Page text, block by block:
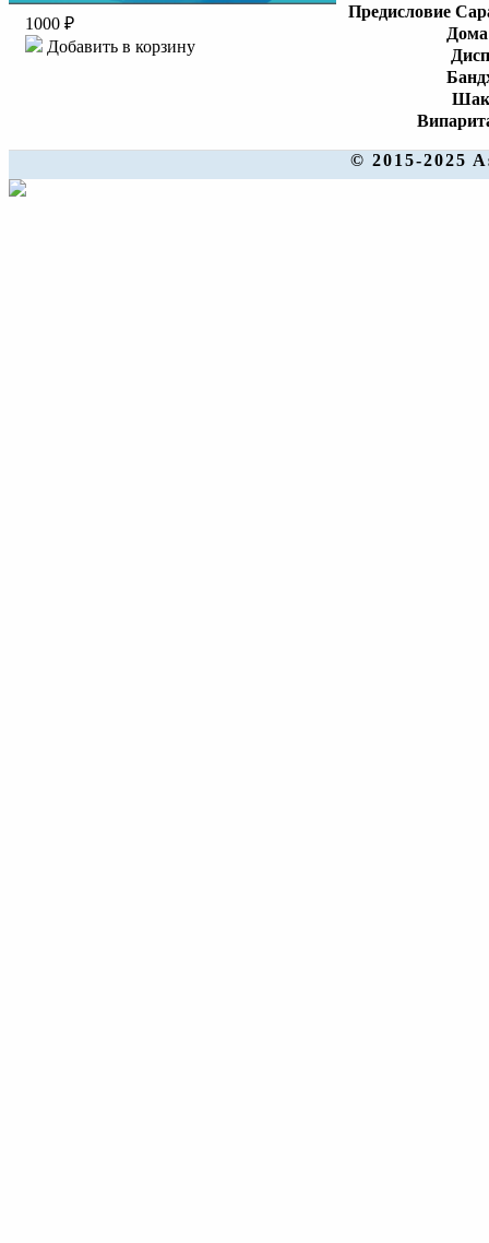
1000 ₽
Добавить в корзину
Предисловие
© 2015-2025